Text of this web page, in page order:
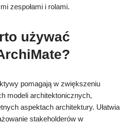
zespołami i rolami.
używać
pomagają w zwiększeniu
modeli architektonicznych,
aspektach architektury. Ułatwia
stakeholderów w